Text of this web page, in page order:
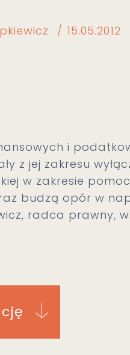
15.05.2012
i
z jej zakresu
w zakresie
budzą opór w
radca prawny,